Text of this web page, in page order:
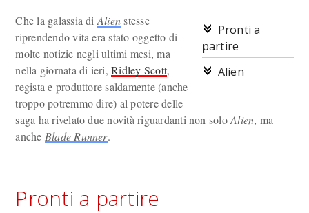
Pronti a
partire
Alien
Che la galassia di Alienstesse
riprendendo vita era stato oggetto di
molte notizie negli ultimi mesi, ma
nella giornata di ieri,Ridley Scott,
regista e produttore saldamente (anche
troppo potremmo dire) al potere delle
saga ha rivelato due novità riguardanti non soloAlien, ma
anche Blade Runner.
Pronti a partire